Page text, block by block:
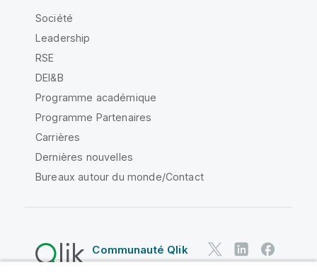
Société
Leadership
RSE
DEI&B
Programme académique
Programme Partenaires
Carrières
Dernières nouvelles
Bureaux autour du monde/Contact
Communauté Qlik